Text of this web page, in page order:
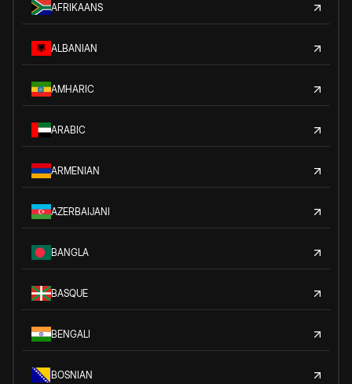
AFRIKAANS
ALBANIAN
AMHARIC
ARABIC
ARMENIAN
AZERBAIJANI
BANGLA
BASQUE
BENGALI
BOSNIAN